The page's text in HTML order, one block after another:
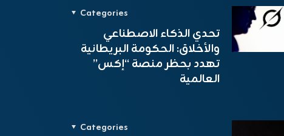
Categories
تحدي الذكاء الاصطناعي
والأخلاق: الحكومة البريطانية
تهدد بحظر منصة “إكس”
العالمية
Categories